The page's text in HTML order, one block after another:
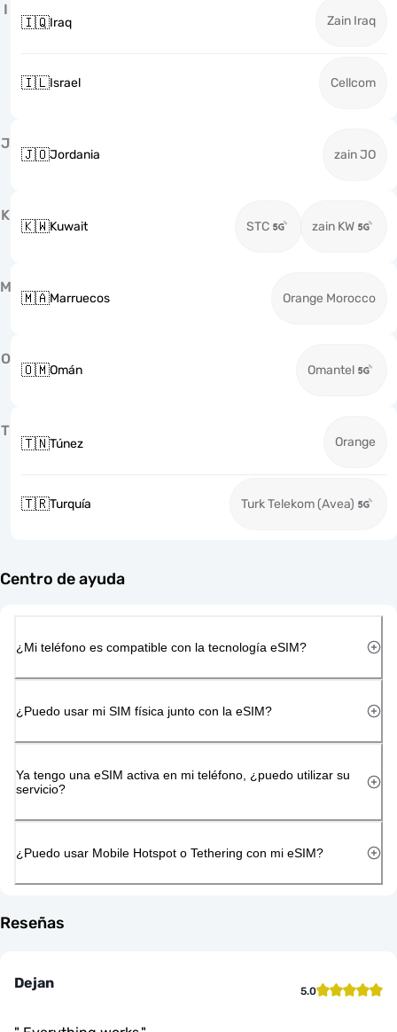
I
🇮🇶Iraq Zain Iraq
🇮🇱Israel Cellcom
J
🇯🇴Jordania zain JO
K
🇰🇼Kuwait STC zain KW
M
🇲🇦Marruecos Orange Morocco
O
🇴🇲Omán Omantel
T
🇹🇳Túnez Orange
🇹🇷Turquía Turk Telekom (Avea)
Centro de ayuda
¿Mi teléfono es compatible con la tecnología eSIM?
¿Puedo usar mi SIM física junto con la eSIM?
Ya tengo una eSIM activa en mi teléfono, ¿puedo utilizar su
servicio?
¿Puedo usar Mobile Hotspot o Tethering con mi eSIM?
Reseñas
Dejan 5.0